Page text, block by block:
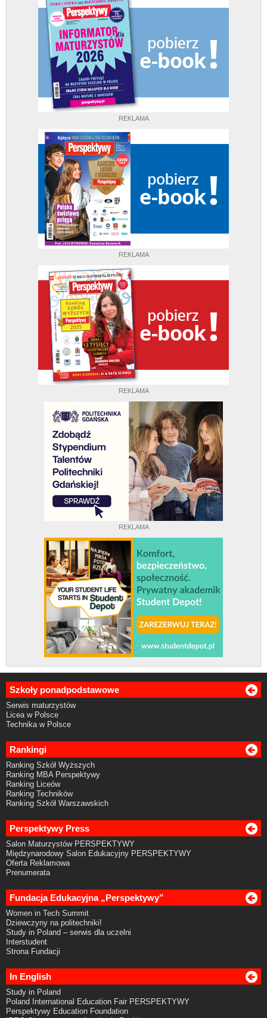
REKLAMA
REKLAMA
REKLAMA
REKLAMA
Szkoły ponadpodstawowe
Serwis maturzystów
Licea w Polsce
Technika w Polsce
Rankingi
Ranking Szkół Wyższych
Ranking MBA Perspektywy
Ranking Liceów
Ranking Techników
Ranking Szkół Warszawskich
Perspektywy Press
Salon Maturzystów PERSPEKTYWY
Międzynarodowy Salon Edukacyjny PERSPEKTYWY
Oferta Reklamowa
Prenumerata
Fundacja Edukacyjna „Perspektywy”
Women in Tech Summit
Dziewczyny na politechniki!
Study in Poland – serwis dla uczelni
Interstudent
Strona Fundacji
In English
Study in Poland
Poland International Education Fair PERSPEKTYWY
Perspektywy Education Foundation